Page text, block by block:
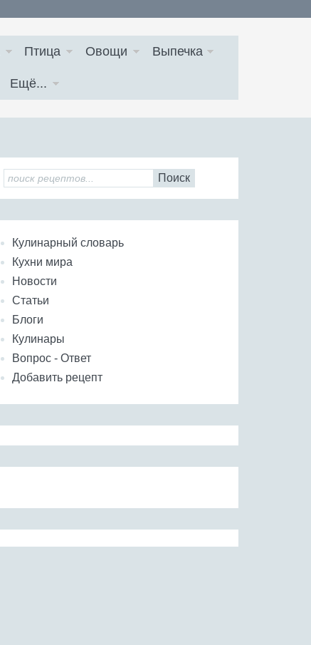
Птица Овощи Выпечка
Ещё...
Поиск
Кулинарный словарь
Кухни мира
Новости
Статьи
Блоги
Кулинары
Вопрос - Ответ
Добавить рецепт